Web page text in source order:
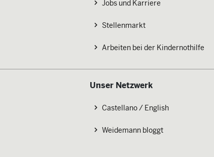
Jobs und Karriere
Stellenmarkt
Arbeiten bei der Kindernothilfe
Unser Netzwerk
Castellano / English
Weidemann bloggt